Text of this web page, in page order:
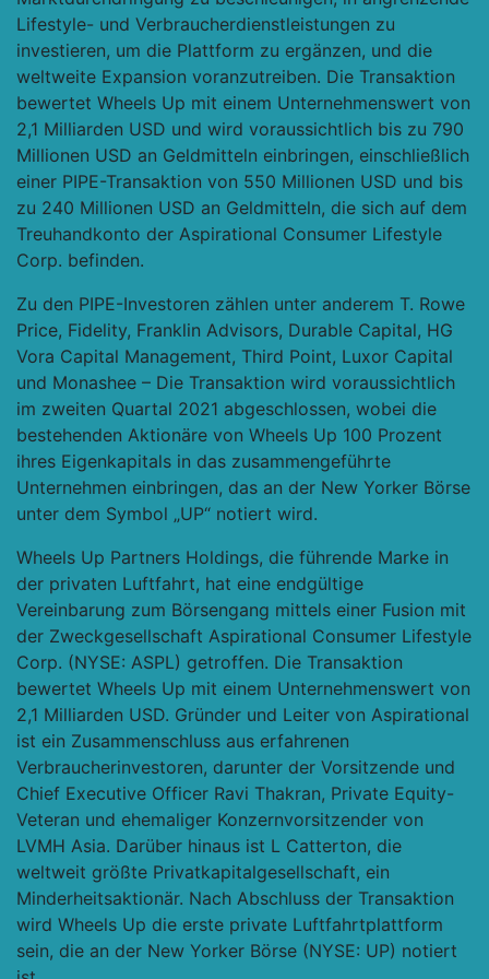
Lifestyle- und Verbraucherdienstleistungen zu
investieren, um die Plattform zu ergänzen, und die
weltweite Expansion voranzutreiben. Die Transaktion
bewertet Wheels Up mit einem Unternehmenswert von
2,1 Milliarden USD und wird voraussichtlich bis zu 790
Millionen USD an Geldmitteln einbringen, einschließlich
einer PIPE-Transaktion von 550 Millionen USD und bis
zu 240 Millionen USD an Geldmitteln, die sich auf dem
Treuhandkonto der Aspirational Consumer Lifestyle
Corp. befinden.
Zu den PIPE-Investoren zählen unter anderem T. Rowe
Price, Fidelity, Franklin Advisors, Durable Capital, HG
Vora Capital Management, Third Point, Luxor Capital
und Monashee – Die Transaktion wird voraussichtlich
im zweiten Quartal 2021 abgeschlossen, wobei die
bestehenden Aktionäre von Wheels Up 100 Prozent
ihres Eigenkapitals in das zusammengeführte
Unternehmen einbringen, das an der New Yorker Börse
unter dem Symbol „UP“ notiert wird.
Wheels Up Partners Holdings, die führende Marke in
der privaten Luftfahrt, hat eine endgültige
Vereinbarung zum Börsengang mittels einer Fusion mit
der Zweckgesellschaft Aspirational Consumer Lifestyle
Corp. (NYSE: ASPL) getroffen. Die Transaktion
bewertet Wheels Up mit einem Unternehmenswert von
2,1 Milliarden USD. Gründer und Leiter von Aspirational
ist ein Zusammenschluss aus erfahrenen
Verbraucherinvestoren, darunter der Vorsitzende und
Chief Executive Officer Ravi Thakran, Private Equity-
Veteran und ehemaliger Konzernvorsitzender von
LVMH Asia. Darüber hinaus ist L Catterton, die
weltweit größte Privatkapitalgesellschaft, ein
Minderheitsaktionär. Nach Abschluss der Transaktion
wird Wheels Up die erste private Luftfahrtplattform
sein, die an der New Yorker Börse (NYSE: UP) notiert